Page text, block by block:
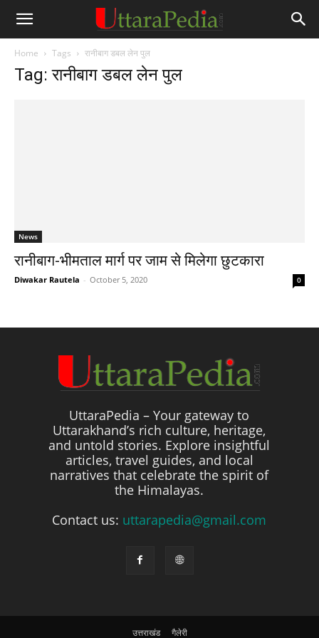
Home Tags रानीबाग डबल लेन पुल
Tag: रानीबाग डबल लेन पुल
News
रानीबाग-भीमताल मार्ग पर जाम से मिलेगा छुटकारा
Diwakar Rautela - October 5, 2020 0
UttaraPedia – Your gateway to
Uttarakhand’s rich culture, heritage,
and untold stories. Explore insightful
articles, travel guides, and local
narratives that celebrate the spirit of
the Himalayas.
Contact us: uttarapedia@gmail.com
उत्तराखंड गैलेरी